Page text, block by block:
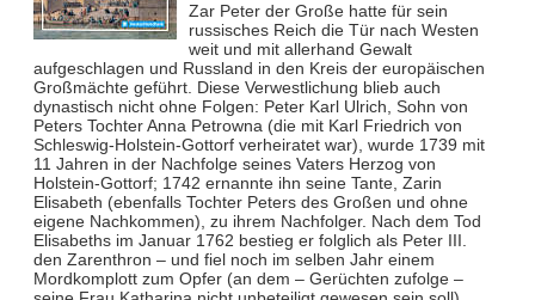
Zar Peter der Große hatte für sein
russisches Reich die Tür nach Westen
weit und mit allerhand Gewalt
aufgeschlagen und Russland in den Kreis der europäischen
Großmächte geführt. Diese Verwestlichung blieb auch
dynastisch nicht ohne Folgen: Peter Karl Ulrich, Sohn von
Peters Tochter Anna Petrowna (die mit Karl Friedrich von
Schleswig-Holstein-Gottorf verheiratet war), wurde 1739 mit
11 Jahren in der Nachfolge seines Vaters Herzog von
Holstein-Gottorf; 1742 ernannte ihn seine Tante, Zarin
Elisabeth (ebenfalls Tochter Peters des Großen und ohne
eigene Nachkommen), zu ihrem Nachfolger. Nach dem Tod
Elisabeths im Januar 1762 bestieg er folglich als Peter III.
den Zarenthron – und fiel noch im selben Jahr einem
Mordkomplott zum Opfer (an dem – Gerüchten zufolge –